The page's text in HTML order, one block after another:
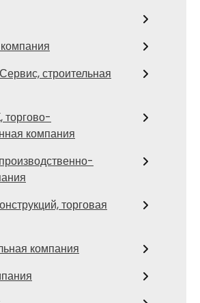
строительная
торгово-
компания
торговая
компания